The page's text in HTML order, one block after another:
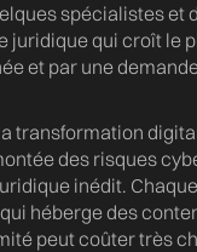
spécialistes et
qui croît le
et par une
transformation
des risques
inédit.
héberge des
peut coûter très